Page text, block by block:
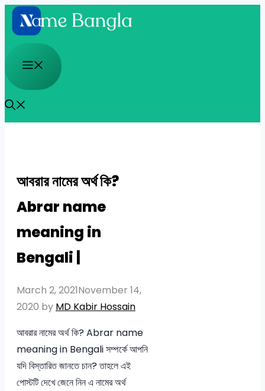
Skip
to
content
Menu
আবরার নামের অর্থ কি?
Abrar name
meaning in
Bengali |
March 2, 2021November 14,
2020 by MD Kabir Hossain
আবরার নামের অর্থ কি? Abrar name
meaning in Bengali সম্পর্কে আপনি
যদি বিস্তারিত জানতে চান? তাহলে এই
পোস্টটি দেখে জেনে নিন এ নামের অর্থ